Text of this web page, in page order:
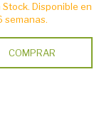
Stock. Disponible en
semanas.
COMPRAR